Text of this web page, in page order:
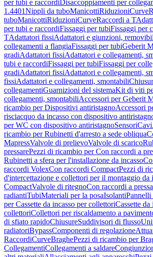
per tubi e raccordiDisaccoppiamenti per
1.4401Nippli da tuboManicottiRiduzioniCurve
tuboManicottiRiduzioniCurveRaccordi a T
per tubi e raccordiFissaggi per tubiFissaggi per
TAdattatori fissiAdattatori e giunzioni,
collegamenti a flangiaFissaggi per tubiGeberit
gradiAdattatori fissiAdattatori e collegamenti,
tubi e raccordiFissaggi per tubiFissaggi per
gradiAdattatori fissiAdattatori e collegamenti,
fissiAdattatori e collegamenti, smontabili
collegamentiGuarnizioni del sistemaKit di viti
collegamenti, smontabiliAccessori per Geberit
ricambio per Dispositivi antiristagnoAccessori
risciacquo da incasso con dispositivo
per WC con dispositivo antiristagnoSensoriCavi
ricambio per Rubinetti d'arresto a sede obliqua
MapressValvole di prelievoValvole di scarico
pressarePezzi di ricambio per Con raccordi a
Rubinetti a sfera per l'installazione da incasso
raccordi VolexCon raccordi CompactPezzi di
d'intercettazione e collettori per il montaggio da
CompactValvole di ritegnoCon raccordi a
radiantiTubiMateriali per la posaIsolantiPannelli
per Cassette da incasso per collettoriCassette
collettoriCollettori per riscaldamento a
di sfiato rapidoChiusureSuddivisori di flusso
radiatoriBypassComponenti di regolazione
RaccordiCurveBraghePezzi di ricambio per
CollegamentiCollegamenti a saldare